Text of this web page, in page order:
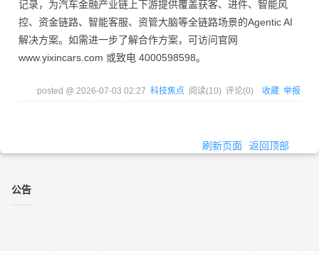
记录，为汽车金融产业链上下游提供覆盖获客、进件、智能风
控、资金链路、智能客服、资管大脑等全链路场景的Agentic AI
解决方案。如需进一步了解合作方案，可访问官网
www.yixincars.com 或致电 4000598598。
posted @ 2026-07-03 02:27 科技焦点 阅读(10) 评论(0) 收藏 举报
刷新页面 返回顶部
公告